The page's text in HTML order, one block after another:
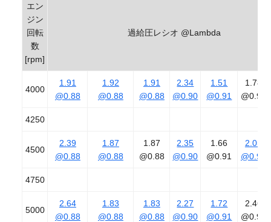
エン
ジン
回転
数
[rpm]
過給圧レシオ @Lambda
4000
1.91
@0.88
1.92
@0.88
1.91
@0.88
2.34
@0.90
1.51
@0.91
1.78
@0.90
4250
4500
2.39
@0.88
1.87
@0.88
1.87
@0.88
2.35
@0.90
1.66
@0.91
2.05
@0.90
4750
5000
2.64
@0.88
1.83
@0.88
1.83
@0.88
2.27
@0.90
1.72
@0.91
2.46
@0.90